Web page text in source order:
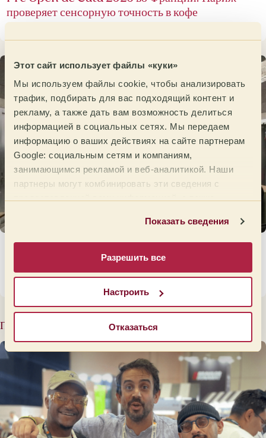
Этот сайт использует файлы «куки»
Мы используем файлы cookie, чтобы анализировать
трафик, подбирать для вас подходящий контент и
рекламу, а также дать вам возможность делиться
информацией в социальных сетях. Мы передаем
информацию о ваших действиях на сайте партнерам
Google: социальным сетям и компаниям,
занимающимся рекламой и веб-аналитикой. Наши
партнеры могут комбинировать эти сведения с
Показать сведения
Разрешить все
Настроить
Отказаться
проверяет сенсорную точность в кофе
Германия проводит свой Pre Open на пути к
Open de Cata 2026.
Похожие сообщения